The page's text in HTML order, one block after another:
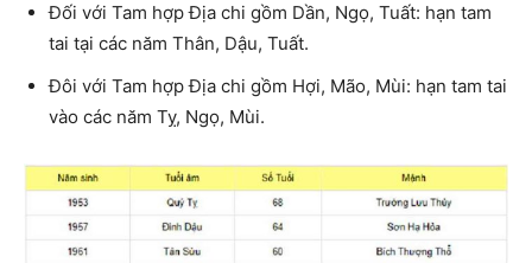
Đối với Tam hợp Địa chi gồm Dần, Ngọ, Tuất: hạn tam
tai tại các năm Thân, Dậu, Tuất.
Đôi với Tam hợp Địa chi gồm Hợi, Mão, Mùi: hạn tam tai
vào các năm Tỵ, Ngọ, Mùi.